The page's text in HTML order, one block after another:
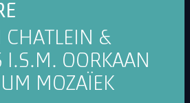
CHATLEIN &
I.S.M. OORKAAN
MOZAÏEK